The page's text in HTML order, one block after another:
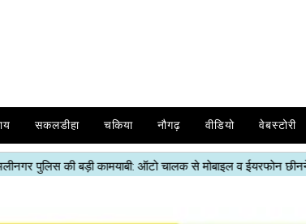
सकलडीहा चकिया नौगढ़ वीडियो वेबस्टोरी